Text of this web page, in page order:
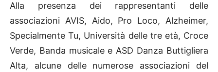
Alla presenza dei rappresentanti delle
associazioni AVIS, Aido, Pro Loco, Alzheimer,
Specialmente Tu, Università delle tre età, Croce
Verde, Banda musicale e ASD Danza Buttigliera
Alta, alcune delle numerose associazioni del